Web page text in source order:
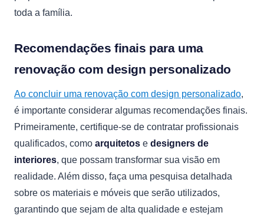
toda a família.
Recomendações finais para uma
renovação com design personalizado
Ao concluir uma renovação com design personalizado,
é importante considerar algumas recomendações finais.
Primeiramente, certifique-se de contratar profissionais
qualificados, como arquitetos e designers de
interiores, que possam transformar sua visão em
realidade. Além disso, faça uma pesquisa detalhada
sobre os materiais e móveis que serão utilizados,
garantindo que sejam de alta qualidade e estejam